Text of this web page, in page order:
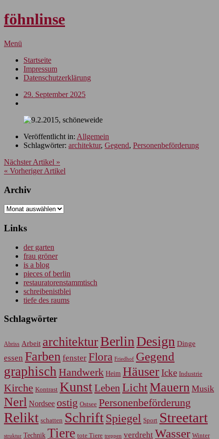
föhnlinse
Menü
Startseite
Impressum
Datenschutzerklärung
29. September 2025
Veröffentlicht in: Allgemein
Schlagwörter: architektur, Gegend, Personenbeförderung
Nächster Artikel »
« Vorheriger Artikel
Archiv
Archiv
Links
der garten
frau gröner
is a blog
pieces of berlin
restauratorenstammtisch
schreibenistblei
tiefe des raums
Schlagwörter
Abriss Arbeit architekturBerlin Design Dinge
essen Farben fenster Flora Friedhof Gegend
graphisch Handwerk Heim HäuserIcke Industrie
Kirche Kontrast KunstLeben LichtMauern Musik
Nerl Nordsee ostig Ostsee Personenbeförderung
Relikt schatten SchriftSpiegel Sport Streetart
struktur Technik Tiere tote Tiere treppen verdreht Wasser Winter